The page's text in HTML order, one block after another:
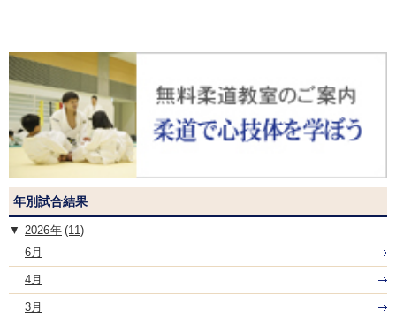
年別試合結果
2026
(11)
6月
4月
3月